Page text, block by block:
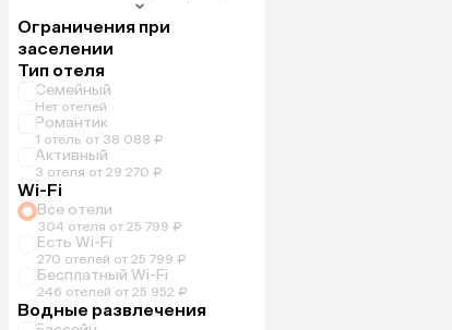
Ограничения при
заселении
Тип отеля
Семейный
Нет отелей
Романтик
1 отель от 38 088 ₽
Активный
3 отеля от 29 270 ₽
Wi-Fi
Все отели
304 отеля от 25 799 ₽
Есть Wi-Fi
270 отелей от 25 799 ₽
Бесплатный Wi-Fi
246 отелей от 25 952 ₽
Водные развлечения